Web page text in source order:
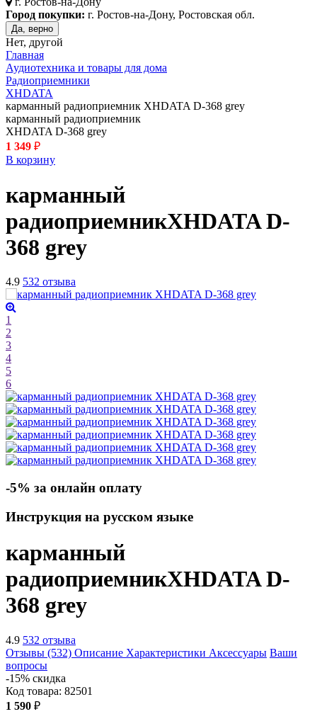
Город покупки: г. Ростов-на-Дону, Ростовская обл.
Да, верно
Нет, другой
Главная
Аудиотехника и товары для дома
Радиоприемники
XHDATA
карманный радиоприемник XHDATA D-368 grey
карманный радиоприемник
XHDATA D-368 grey
1 349 ₽
В корзину
карманный
радиоприемникXHDATA D-
368 grey
4.9 532 отзыва
1
2
3
4
5
6
-5% за онлайн оплату
Инструкция на русском языке
карманный
радиоприемникXHDATA D-
368 grey
4.9 532 отзыва
Отзывы (532) Описание Характеристики Аксессуары Ваши
вопросы
-15% скидка
Код товара: 82501
1 590 ₽